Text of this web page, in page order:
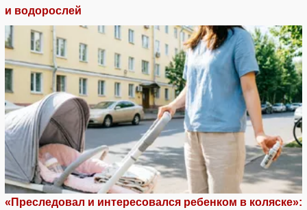
и водорослей
«Преследовал и интересовался ребенком в коляске»: